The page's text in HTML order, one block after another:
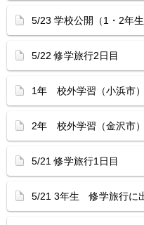
5/23 学校公開（1・2年生
5/22 修学旅行2日目
1年 校外学習（小浜市）
2年 校外学習（金沢市）
5/21 修学旅行1日目
5/21 3年生 修学旅行に